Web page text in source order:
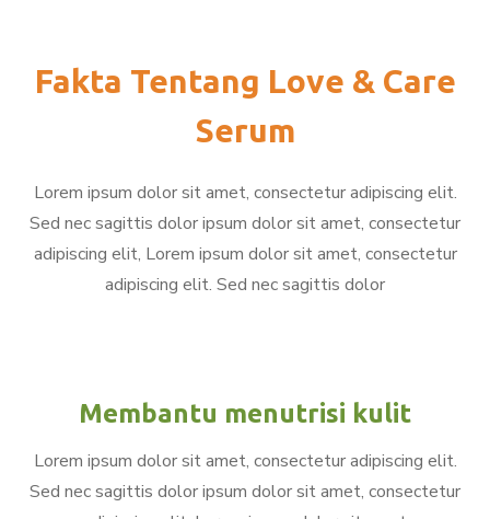
Fakta Tentang Love & Care
Serum
Lorem ipsum dolor sit amet, consectetur adipiscing elit.
Sed nec sagittis dolor ipsum dolor sit amet, consectetur
adipiscing elit, Lorem ipsum dolor sit amet, consectetur
adipiscing elit. Sed nec sagittis dolor
Membantu menutrisi kulit
Lorem ipsum dolor sit amet, consectetur adipiscing elit.
Sed nec sagittis dolor ipsum dolor sit amet, consectetur